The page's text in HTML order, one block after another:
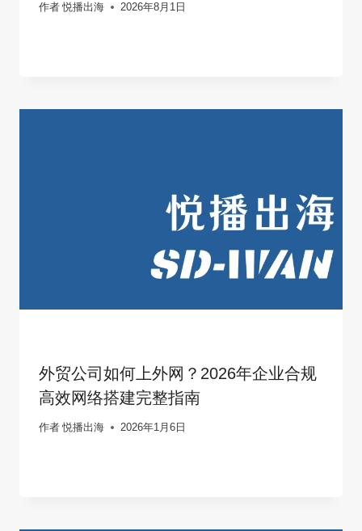
作者 悦播出海 2026年8月1日
外贸公司如何上外网？2026年企业合规
高效网络搭建完整指南
作者 悦播出海 2026年1月6日